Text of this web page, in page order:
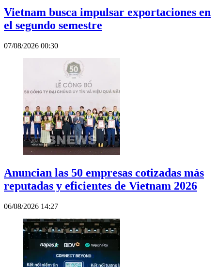
Vietnam busca impulsar exportaciones en
el segundo semestre
07/08/2026 00:30
Anuncian las 50 empresas cotizadas más
reputadas y eficientes de Vietnam 2026
06/08/2026 14:27